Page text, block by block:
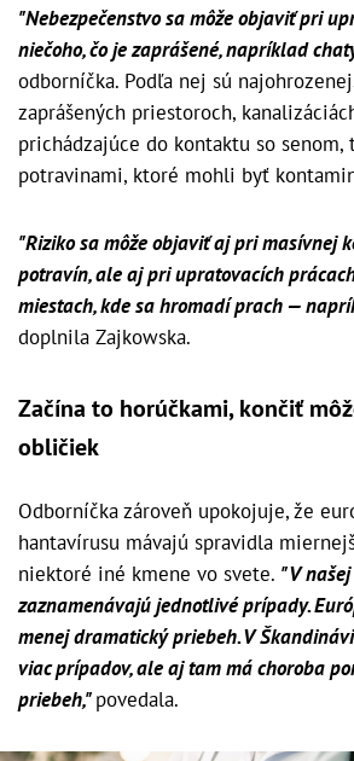
"Nebezpečenstvo sa môže objaviť pri
niečoho, čo je zaprášené, napríklad
odborníčka. Podľa nej sú
zaprášených priestoroch,
prichádzajúce do kontaktu so senom,
potravinami, ktoré mohli byť
"Riziko sa môže objaviť aj pri masívnej
potravín, ale aj pri upratovacích
miestach, kde sa hromadí prach —
doplnila Zajkowska.
Začína to horúčkami, končiť
obličiek
Odborníčka zároveň upokojuje, že
hantavírusu mávajú spravidla
niektoré iné kmene vo svete. "V
zaznamenávajú jednotlivé prípady.
menej dramatický priebeh. V
viac prípadov, ale aj tam má choroba
priebeh,"povedala.